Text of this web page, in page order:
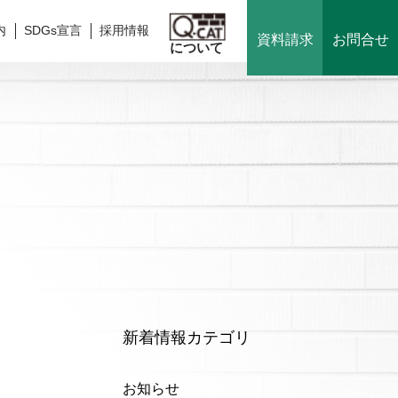
SDGs宣言 採用情報
について
資料請求 お問合せ
新着情報カテゴリ
お知らせ